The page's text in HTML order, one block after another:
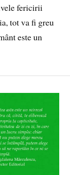
fericirii
tot va fi greu
este un